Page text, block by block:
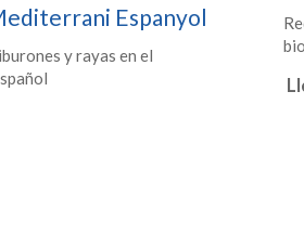
Espanyol
y rayas en el